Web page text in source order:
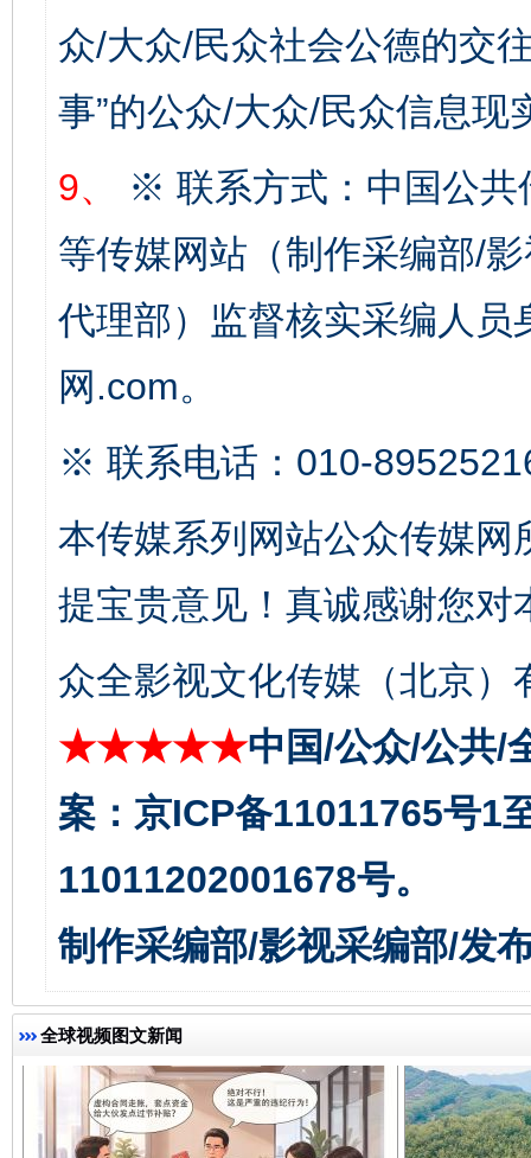
众/大众/民众社会公德的交
事”的公众/大众/民众信息现
9、
※ 联系方式：中国公共
等传媒网站（制作采编部/
代理部）监督核实采编人员
网.com。
※ 联系电话：010-
本传媒系列网站公众传媒
提宝贵意见！真诚感谢您
众全影视文化传媒（北京）
★★★★★中国/公众/公共/
案：京ICP备11011765号1
11011202001678号。
制作采编部/影视采编部/发
全球视频图文新闻
东山县通报“牛蛙产品抗生素超标问题” 法